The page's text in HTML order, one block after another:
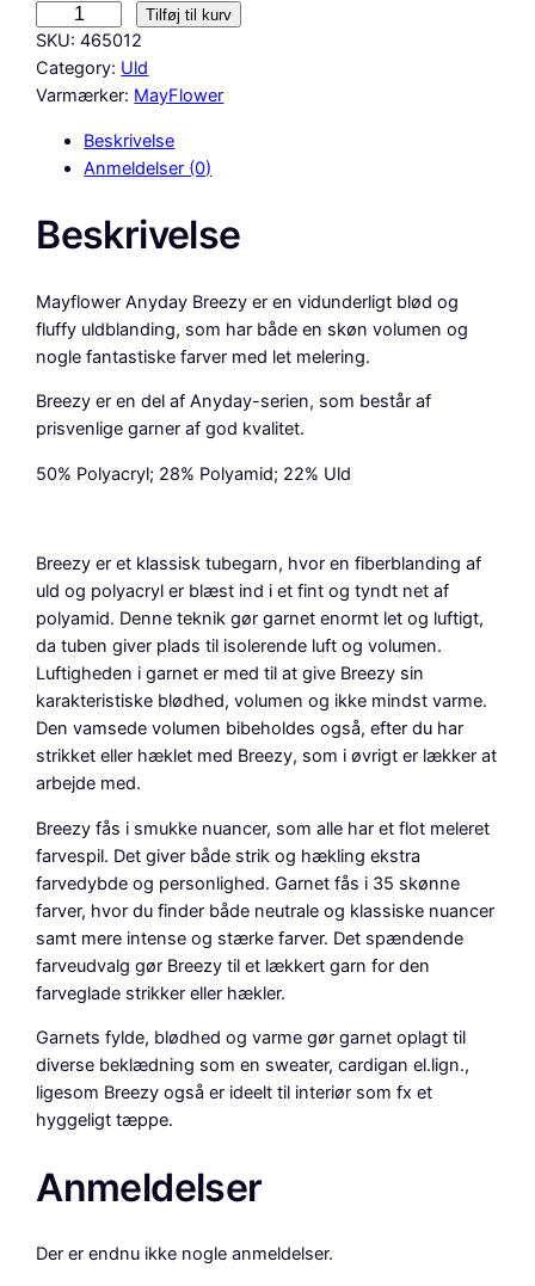
a
y
f
Y
D
A
Y
B
e
y
,
A
n
a
n
a
s
a
t
a
l
Tilføj til kurv
SKU: 465012
Category: Uld
Varmærker: MayFlower
Beskrivelse
Anmeldelser (0)
Beskrivelse
Mayflower Anyday Breezy er en vidunderligt blød og
fluffy uldblanding, som har både en skøn volumen og
nogle fantastiske farver med let melering.
Breezy er en del af Anyday-serien, som består af
prisvenlige garner af god kvalitet.
50% Polyacryl; 28% Polyamid; 22% Uld
Breezy er et klassisk tubegarn, hvor en fiberblanding af
uld og polyacryl er blæst ind i et fint og tyndt net af
polyamid. Denne teknik gør garnet enormt let og luftigt,
da tuben giver plads til isolerende luft og volumen.
Luftigheden i garnet er med til at give Breezy sin
karakteristiske blødhed, volumen og ikke mindst varme.
Den vamsede volumen bibeholdes også, efter du har
strikket eller hæklet med Breezy, som i øvrigt er lækker at
arbejde med.
Breezy fås i smukke nuancer, som alle har et flot meleret
farvespil. Det giver både strik og hækling ekstra
farvedybde og personlighed. Garnet fås i 35 skønne
farver, hvor du finder både neutrale og klassiske nuancer
samt mere intense og stærke farver. Det spændende
farveudvalg gør Breezy til et lækkert garn for den
farveglade strikker eller hækler.
Garnets fylde, blødhed og varme gør garnet oplagt til
diverse beklædning som en sweater, cardigan el.lign.,
ligesom Breezy også er ideelt til interiør som fx et
hyggeligt tæppe.
Anmeldelser
Der er endnu ikke nogle anmeldelser.